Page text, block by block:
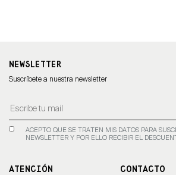
ATENCIÓN
CONTACTO
NEWSLETTER
Suscríbete a nuestra newsletter
ACEPTO QUE SE TRATEN MIS DATOS PARA
NEWSLETTER Y POR ELLO RECIBIR EL